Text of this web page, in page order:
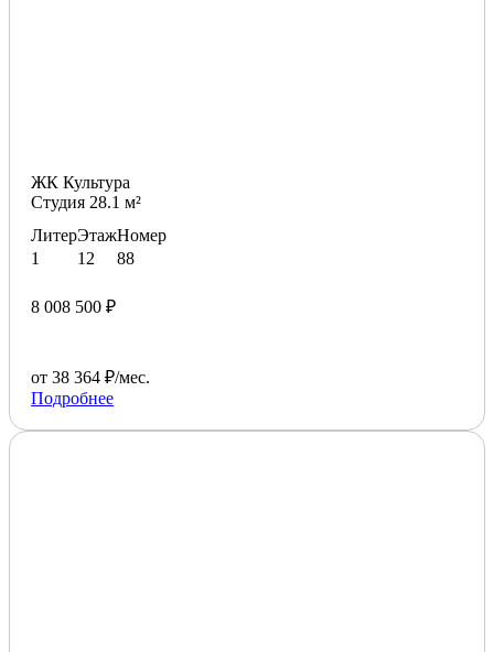
ЖК Культура
Студия 28.1 м²
Литер
1
Этаж
12
Номер
88
8 008 500 ₽
от 38 364 ₽/мес.
Подробнее